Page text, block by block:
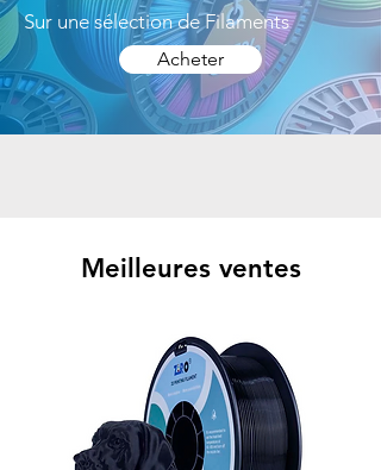
Sur une sélection de Filaments
Acheter
Meilleures ventes